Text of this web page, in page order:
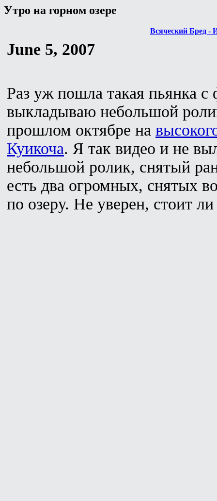
Утро на горном озере
Всяческий Бред -
June 5, 2007
Раз уж пошла такая пьянка
выкладываю небольшой
прошлом октябре на
Куикоча. Я так видео и не
небольшой ролик, снятый
есть два огромных, снятых
по озеру. Не уверен, стоит